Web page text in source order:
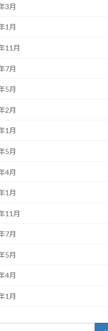
3月
1月
11月
7月
5月
2月
1月
5月
4月
1月
11月
7月
5月
4月
1月